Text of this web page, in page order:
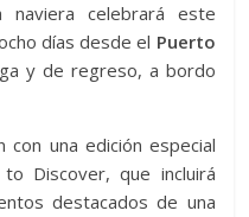
celebrará este
días desde el Puerto
y de regreso, a bordo
con una edición especial
Discover, que incluirá
destacados de una